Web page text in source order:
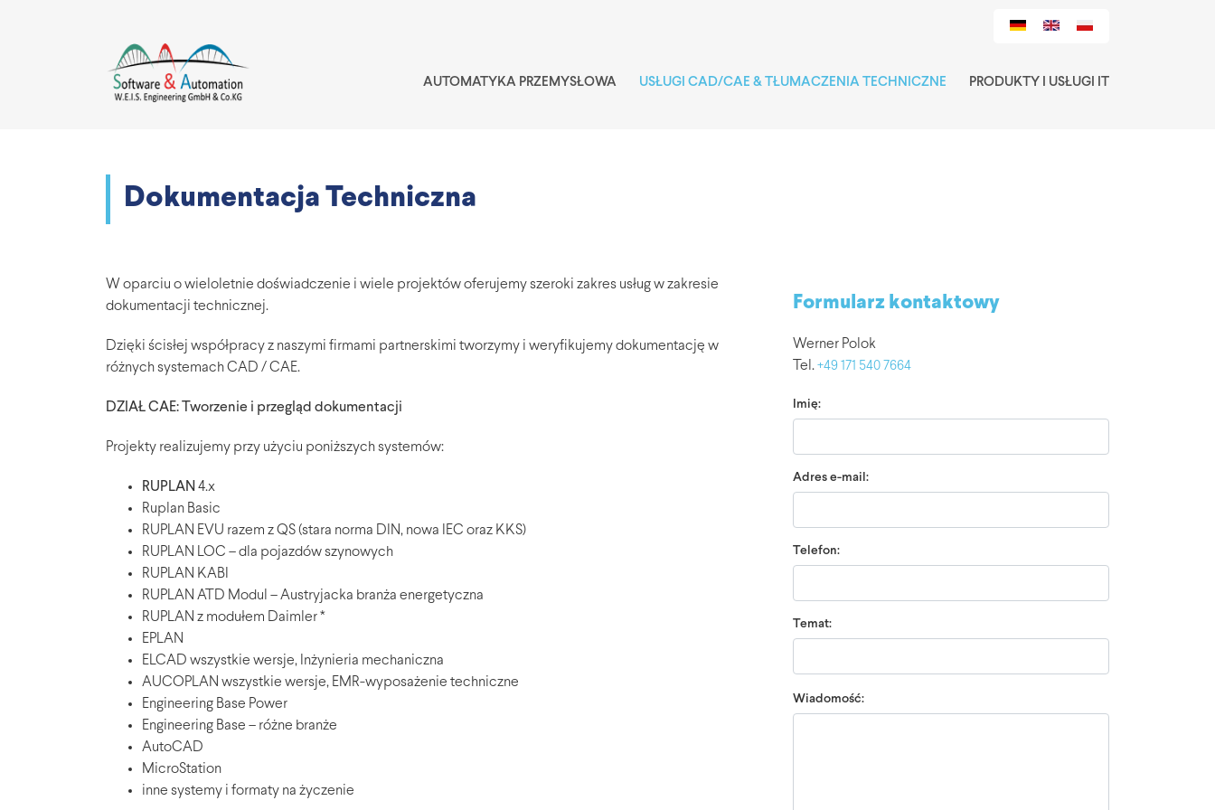
AUTOMATYKA PRZEMYSŁOWA USŁUGI CAD/CAE & TŁUMACZENIA TECHNICZNE PRODUKTY I USŁUGI IT
Dokumentacja Techniczna
W oparciu o wieloletnie doświadczenie i wiele projektów oferujemy szeroki zakres usług w zakresie
dokumentacji technicznej.
Dzięki ścisłej współpracy z naszymi firmami partnerskimi tworzymy i weryfikujemy dokumentację w
różnych systemach CAD / CAE.
DZIAŁ CAE: Tworzenie i przegląd dokumentacji
Projekty realizujemy przy użyciu poniższych systemów:
RUPLAN 4.x
Ruplan Basic
RUPLAN EVU razem z QS (stara norma DIN, nowa IEC oraz KKS)
RUPLAN LOC – dla pojazdów szynowych
RUPLAN KABI
RUPLAN ATD Modul – Austryjacka branża energetyczna
RUPLAN z modułem Daimler *
EPLAN
ELCAD wszystkie wersje, Inżynieria mechaniczna
AUCOPLAN wszystkie wersje, EMR-wyposażenie techniczne
Engineering Base Power
Engineering Base – różne branże
AutoCAD
MicroStation
inne systemy i formaty na życzenie
Formularz kontaktowy
Werner Polok
Tel. +49 171 540 7664
Imię:
Adres e-mail:
Telefon:
Temat:
Wiadomość: